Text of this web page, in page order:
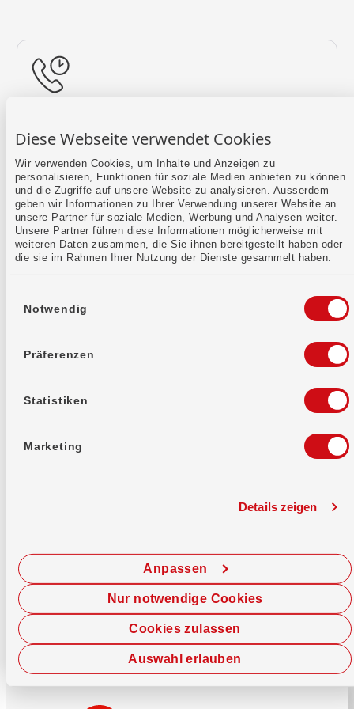
Diese Webseite verwendet Cookies
Wir verwenden Cookies, um Inhalte und Anzeigen zu
personalisieren, Funktionen für soziale Medien anbieten zu können
und die Zugriffe auf unsere Website zu analysieren. Ausserdem
geben wir Informationen zu Ihrer Verwendung unserer Website an
unsere Partner für soziale Medien, Werbung und Analysen weiter.
Unsere Partner führen diese Informationen möglicherweise mit
weiteren Daten zusammen, die Sie ihnen bereitgestellt haben oder
die sie im Rahmen Ihrer Nutzung der Dienste gesammelt haben.
Notwendig
Präferenzen
Statistiken
Marketing
Details zeigen
Cookies zulassen
Anpassen
Auswahl erlauben
Nur notwendige Cookies
Mehr erfahren
Kontaktformular
Jetzt chatten